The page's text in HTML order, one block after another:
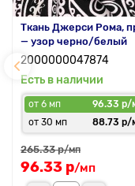
Ткань Джерси Рома,
— узор черно/белый
2000000047874
Есть в наличии
от 6 мп
96.33 р/
от 30 мп
88.73 р/
265.33 р/мп
96.33 р/мп